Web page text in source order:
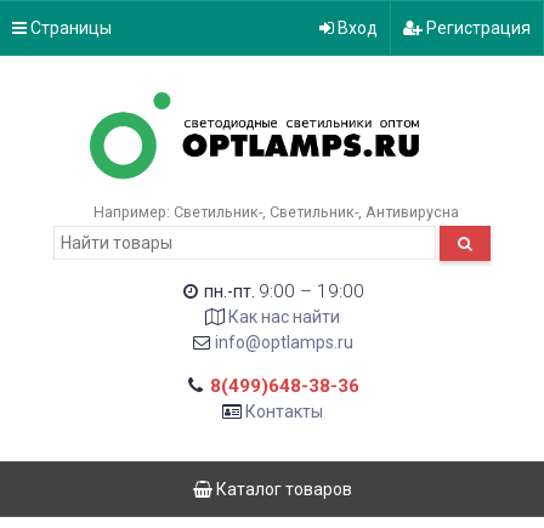
Страницы Вход Регистрация
Например: Светильник- Светильник- Антивирусна
пн.-пт. 9:00 – 19:00
Как нас найти
info@optlamps.ru
8(499)648-38-36
Контакты
Каталог товаров